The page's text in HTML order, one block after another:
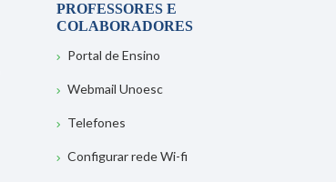
PROFESSORES E
COLABORADORES
Portal de Ensino
Webmail Unoesc
Telefones
Configurar rede Wi-fi